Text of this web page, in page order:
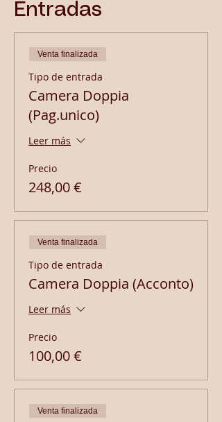
Entradas
Venta finalizada
Tipo de entrada
Camera Doppia
(Pag.unico)
Leer más
Precio
248,00 €
Venta finalizada
Tipo de entrada
Camera Doppia (Acconto)
Leer más
Precio
100,00 €
Venta finalizada